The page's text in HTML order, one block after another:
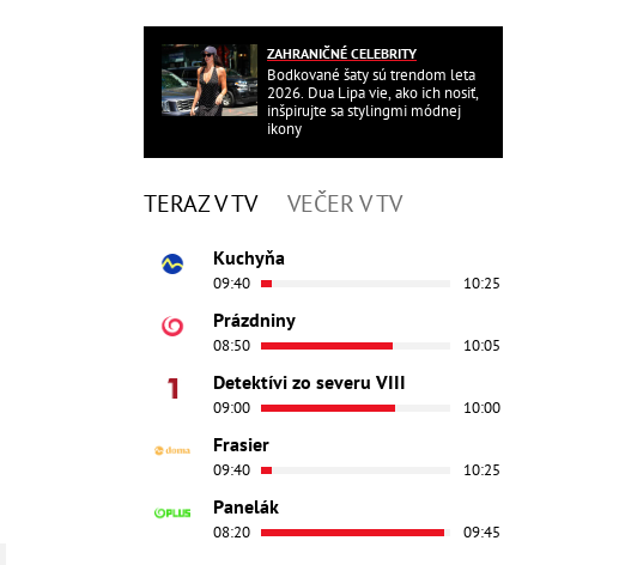
ZAHRANIČNÉ CELEBRITY
Bodkované šaty sú trendom leta
2026. Dua Lipa vie, ako ich nosiť,
inšpirujte sa stylingmi módnej
ikony
TERAZ V TV VEČER V TV
Kuchyňa
09:40 10:25
Prázdniny
08:50 10:05
Detektívi zo severu VIII
09:00 10:00
Frasier
09:40 10:25
Panelák
08:20 09:45